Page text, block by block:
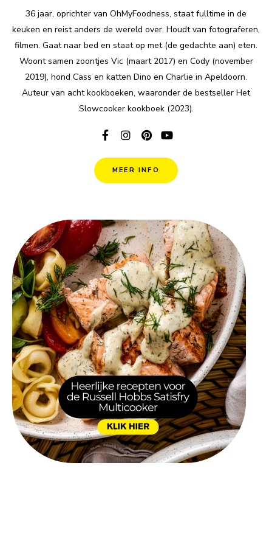
36 jaar, oprichter van OhMyFoodness, staat fulltime in de
keuken en reist anders de wereld over. Houdt van fotograferen,
filmen. Gaat naar bed en staat op met (de gedachte aan) eten.
Woont samen zoontjes Vic (maart 2017) en Cody (november
2019), hond Cass en katten Dino en Charlie in Apeldoorn.
Auteur van acht kookboeken, waaronder de bestseller Het
Slowcooker kookboek (2023).
MEER INFO